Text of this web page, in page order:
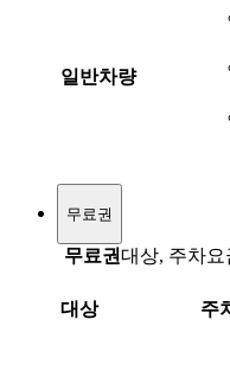
일반차량
무료권
무료권대상, 주차
대상
주